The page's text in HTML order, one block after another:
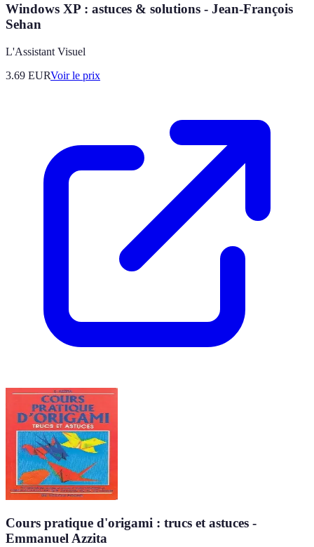
Windows XP : astuces & solutions - Jean-François
Sehan
L'Assistant Visuel
3.69 EURVoir le prix
Cours pratique d'origami : trucs et astuces -
Emmanuel Azzita